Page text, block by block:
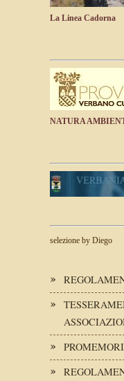
La Linea Cadorna
NATURA
selezione by Diego